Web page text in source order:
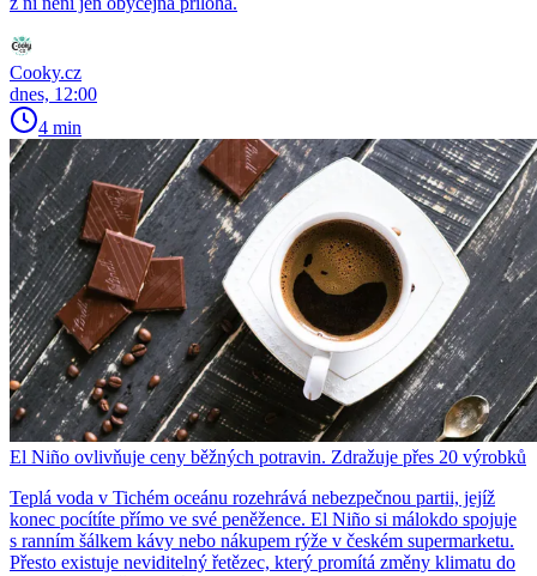
Cooky.cz
dnes, 12:00
4 min
El Niño ovlivňuje ceny běžných potravin. Zdražuje přes 20 výrobků
Teplá voda v Tichém oceánu rozehrává nebezpečnou partii, jejíž
konec pocítíte přímo ve své peněžence. El Niño si málokdo spojuje
s ranním šálkem kávy nebo nákupem rýže v českém supermarketu.
Přesto existuje neviditelný řetězec, který promítá změny klimatu do